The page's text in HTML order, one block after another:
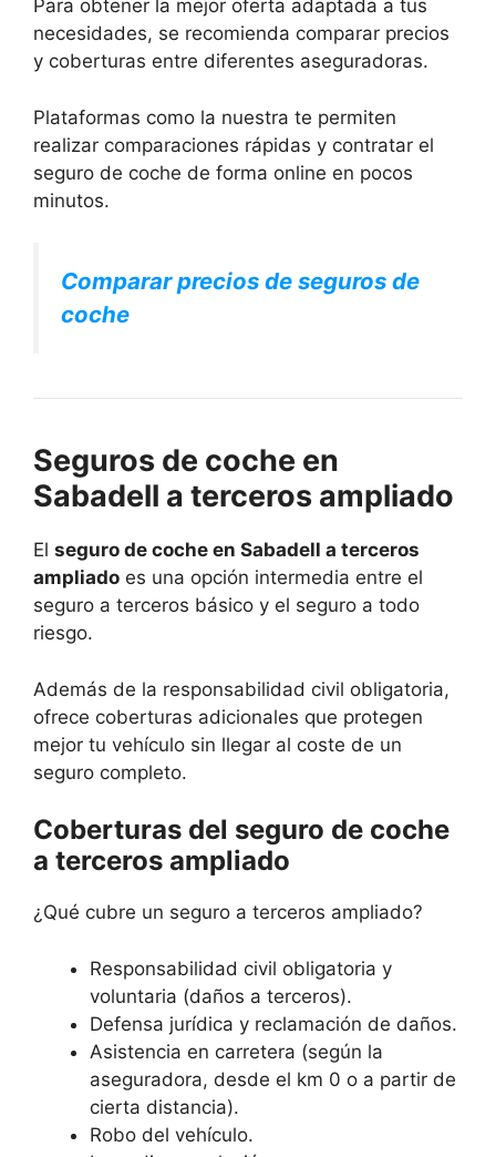
Para obtener la mejor oferta adaptada a tus
necesidades, se recomienda comparar precios
y coberturas entre diferentes aseguradoras.
Plataformas como la nuestra te permiten
realizar comparaciones rápidas y contratar el
seguro de coche de forma online en pocos
minutos.
Comparar precios de seguros de
coche
Seguros de coche en
Sabadell a terceros ampliado
El seguro de coche en Sabadell a terceros
ampliado es una opción intermedia entre el
seguro a terceros básico y el seguro a todo
riesgo.
Además de la responsabilidad civil obligatoria,
ofrece coberturas adicionales que protegen
mejor tu vehículo sin llegar al coste de un
seguro completo.
Coberturas del seguro de coche
a terceros ampliado
¿Qué cubre un seguro a terceros ampliado?
Responsabilidad civil obligatoria y
voluntaria (daños a terceros).
Defensa jurídica y reclamación de daños.
Asistencia en carretera (según la
aseguradora, desde el km 0 o a partir de
cierta distancia).
Robo del vehículo.